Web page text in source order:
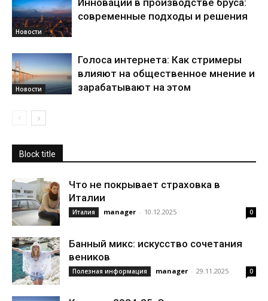
Новости
Инновации в производстве бруса:
современные подходы и решения
Новости
Голоса интернета: Как стримеры
влияют на общественное мнение и
зарабатывают на этом
Block title
Что не покрывает страховка в
Италии
Италия manager - 10.12.2025 0
Банный микс: искусство сочетания
веников
Полезная информация manager - 29.11.2025 0